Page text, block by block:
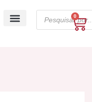
search
0